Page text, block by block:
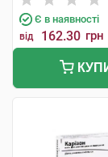
Є в наявності
від 162.30 грн